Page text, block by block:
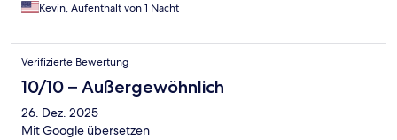
Kevin, Aufenthalt von 1 Nacht
Verifizierte Bewertung
10/10 – Außergewöhnlich
26. Dez. 2025
Mit Google übersetzen